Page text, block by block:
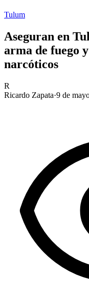
Tulum
Aseguran en
arma de fuego
narcóticos
R
Ricardo Zapata·9 de